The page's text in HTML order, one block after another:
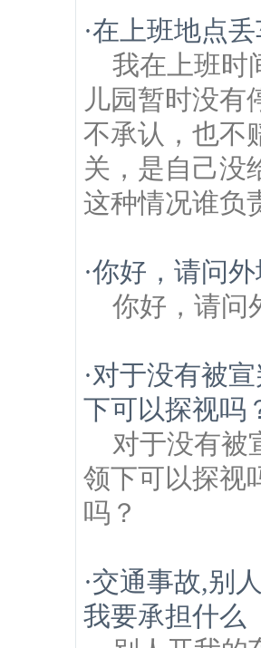
·在上班地点
我在上班时
儿园暂时没有
不承认，也不
关，是自己没
这种情况谁负
·你好，请问
你好，请问
·对于没有被
下可以探视吗
对于没有被
领下可以探视
吗？
·交通事故,别
我要承担什么